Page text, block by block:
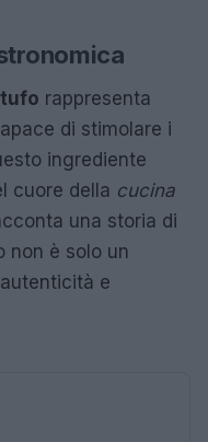
rappresenta
di stimolare i
ingrediente
cuore della cucina
una storia di
non è solo un
e